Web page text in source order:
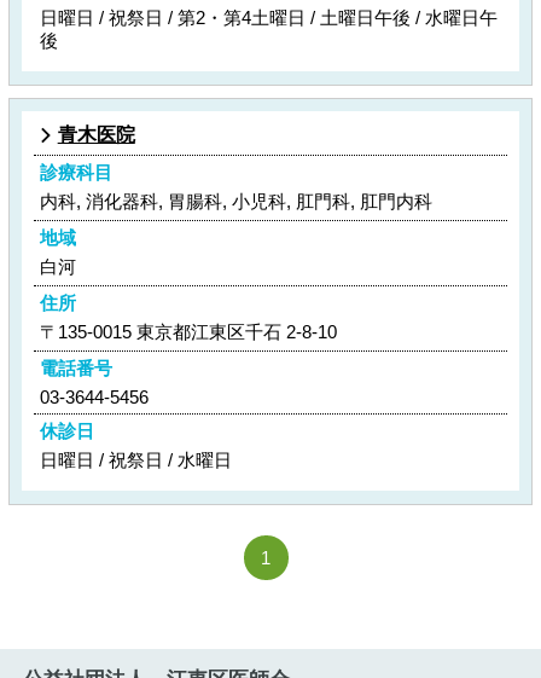
日曜日 / 祝祭日 / 第2・第4土曜日 / 土曜日午後 / 水曜日午
後
青木医院
診療科目
内科, 消化器科, 胃腸科, 小児科, 肛門科, 肛門内科
地域
白河
住所
〒135-0015 東京都江東区千石 2-8-10
電話番号
03-3644-5456
休診日
日曜日 / 祝祭日 / 水曜日
1